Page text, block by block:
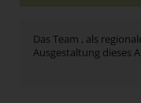
Das Team , als
Ausgestaltung dieses